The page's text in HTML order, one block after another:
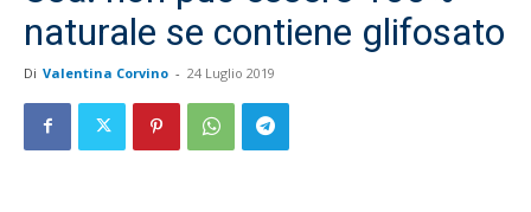
naturale se contiene glifosato
Di Valentina Corvino - 24 Luglio 2019